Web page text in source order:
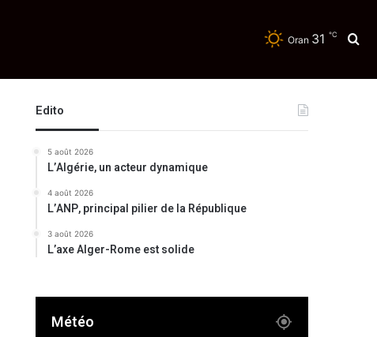
Oran 31 ℃
Edito
5 août 2026
L’Algérie, un acteur dynamique
4 août 2026
L’ANP, principal pilier de la République
3 août 2026
L’axe Alger-Rome est solide
Météo